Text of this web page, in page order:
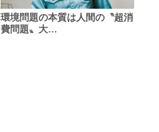
環境問題の本質は人間の〝超消
費問題〟大…